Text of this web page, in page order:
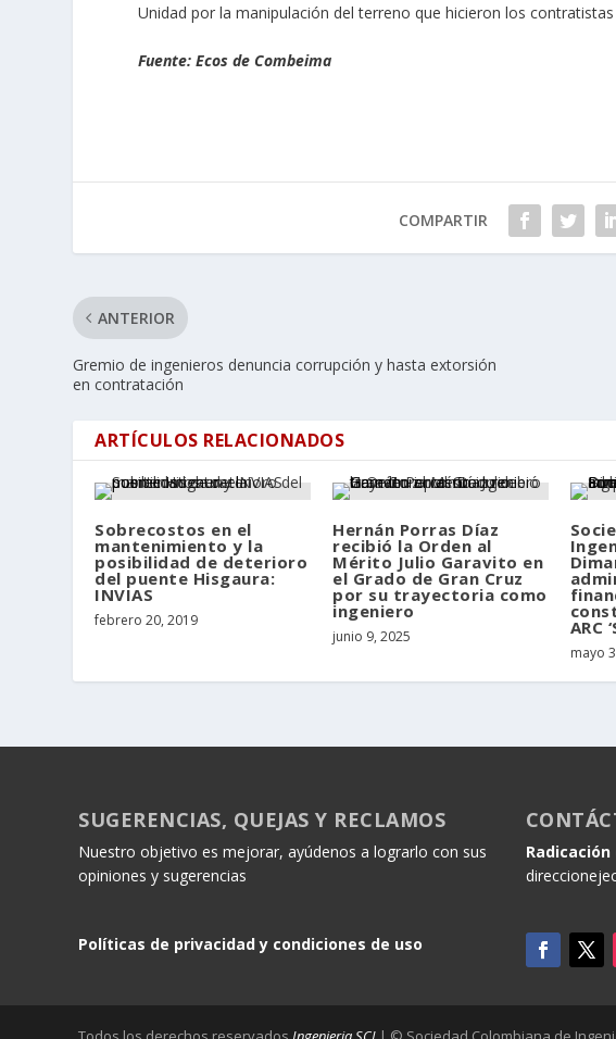
Unidad por la manipulación del terreno que hicieron los contratistas
Fuente: Ecos de Combeima
COMPARTIR
ANTERIOR
Gremio de ingenieros denuncia corrupción y hasta extorsión
en contratación
ARTÍCULOS RELACIONADOS
Sobrecostos en el
mantenimiento y la
posibilidad de deterioro
del puente Hisgaura:
INVIAS
febrero 20, 2019
Hernán Porras Díaz
recibió la Orden al
Mérito Julio Garavito en
el Grado de Gran Cruz
por su trayectoria como
ingeniero
junio 9, 2025 ARC
mayo
SUGERENCIAS, QUEJAS Y RECLAMOS
Nuestro objetivo es mejorar, ayúdenos a lograrlo con sus
opiniones y sugerencias
Políticas de privacidad y condiciones de uso